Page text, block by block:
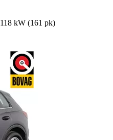
118 kW (161 pk)